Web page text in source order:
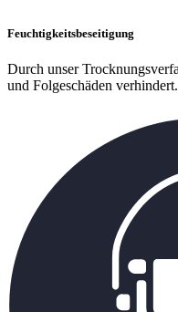
Feuchtigkeitsbeseitigung
Durch unser
und Folgeschäden verhindert.